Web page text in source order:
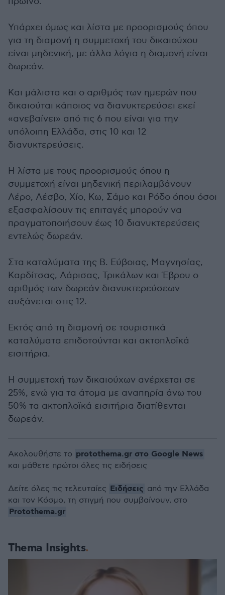
Υπάρχει όμως και λίστα με προορισμούς όπου
για τη διαμονή η συμμετοχή του δικαιούχου
είναι μηδενική, με άλλα λόγια η διαμονή είναι
δωρεάν.
Και μάλιστα και ο αριθμός των ημερών που
δικαιούται κάποιος να διανυκτερεύσει εκεί
«ανεβαίνει» από τις 6 που είναι για την
υπόλοιπη Ελλάδα, στις 10 και 12
διανυκτερεύσεις.
Η λίστα με τους προορισμούς όπου η
συμμετοχή είναι μηδενική περιλαμβάνουν
Λέρο, Λέσβο, Χίο, Κω, Σάμο και Ρόδο όπου όσοι
εξασφαλίσουν τις επιταγές μπορούν να
πραγματοποιήσουν έως 10 διανυκτερεύσεις
εντελώς δωρεάν.
Στα καταλύματα της Β. Εύβοιας, Μαγνησίας,
Καρδίτσας, Λάρισας, Τρικάλων και Έβρου ο
αριθμός των δωρεάν διανυκτερεύσεων
αυξάνεται στις 12.
Εκτός από τη διαμονή σε τουριστικά
καταλύματα επιδοτούνται και ακτοπλοϊκά
εισιτήρια.
Η συμμετοχή των δικαιούχων ανέρχεται σε
25%, ενώ για τα άτομα με αναπηρία άνω του
50% τα ακτοπλοϊκά εισιτήρια διατίθενται
δωρεάν.
Thema Insights
Ακολουθήστε το protothema.gr στο Google News
και μάθετε πρώτοι όλες τις ειδήσεις
Δείτε όλες τις τελευταίες Ειδήσεις από την Ελλάδα
και τον Κόσμο, τη στιγμή που συμβαίνουν, στο
Protothema.gr